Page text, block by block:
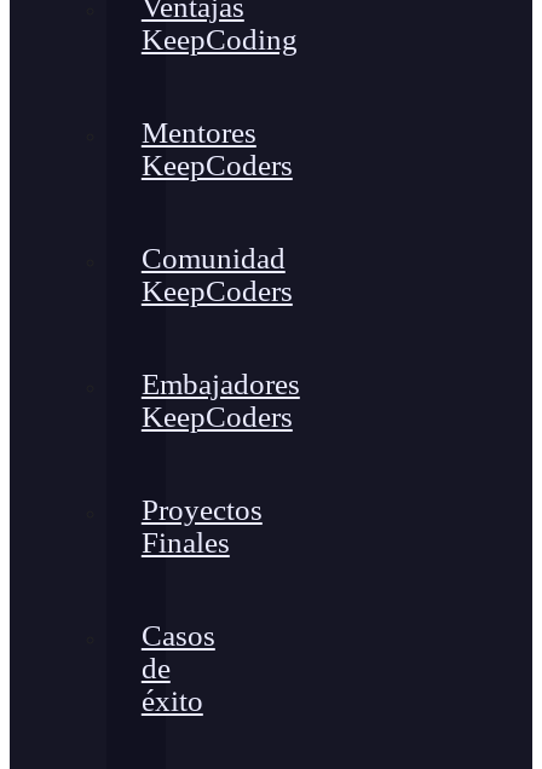
Ventajas
KeepCoding
Mentores
KeepCoders
Comunidad
KeepCoders
Embajadores
KeepCoders
Proyectos
Finales
Casos
de
éxito